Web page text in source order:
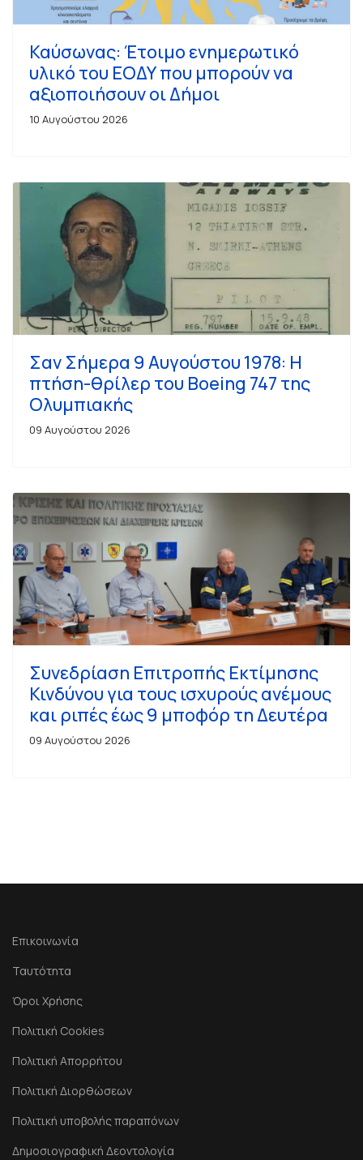
Καύσωνας: Έτοιμο ενημερωτικό
υλικό του ΕΟΔΥ που μπορούν να
αξιοποιήσουν οι Δήμοι
10 Αυγούστου 2026
Σαν Σήμερα 9 Αυγούστου 1978: Η
πτήση-θρίλερ του Boeing 747 της
Ολυμπιακής
09 Αυγούστου 2026
Συνεδρίαση Επιτροπής Εκτίμησης
Κινδύνου για τους ισχυρούς ανέμους
και ριπές έως 9 μποφόρ τη Δευτέρα
09 Αυγούστου 2026
Επικοινωνία
Ταυτότητα
Όροι Χρήσης
Πολιτική Cookies
Πολιτική Απορρήτου
Πολιτική Διορθώσεων
Πολιτική υποβολής παραπόνων
Δημοσιογραφική Δεοντολογία